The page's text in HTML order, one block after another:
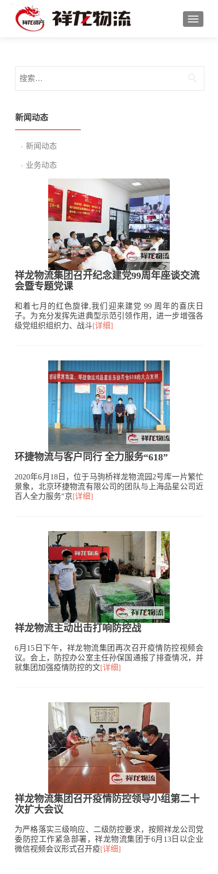
切换导
新闻动态
新闻动态
业务动态
祥龙物流集团召开纪念建党99周年座谈交流
会暨专题党课
和着七月的红色旋律,我们迎来建党 99 周年的喜庆日
子。为充分发挥先进典型示范引领作用，进一步增强各
级党组织组织力、战斗[详细]
环捷物流与客户同行 全力服务“618”
2020年6月18日，位于马驹桥祥龙物流园2号库一片繁忙
景象，北京环捷物流有限公司的团队与上海品星公司近
百人全力服务"京[详细]
祥龙物流主动出击打响防控战
6月15日下午，祥龙物流集团再次召开疫情防控视频会
议。会上，防控办公室主任孙保国通报了排查情况，并
就集团加强疫情防控的文[详细]
祥龙物流集团召开疫情防控领导小组第二十
次扩大会议
为严格落实三级响应、二级防控要求，按照祥龙公司党
委防控工作紧急部署，祥龙物流集团于6月13日以企业
微信视频会议形式召开疫[详细]